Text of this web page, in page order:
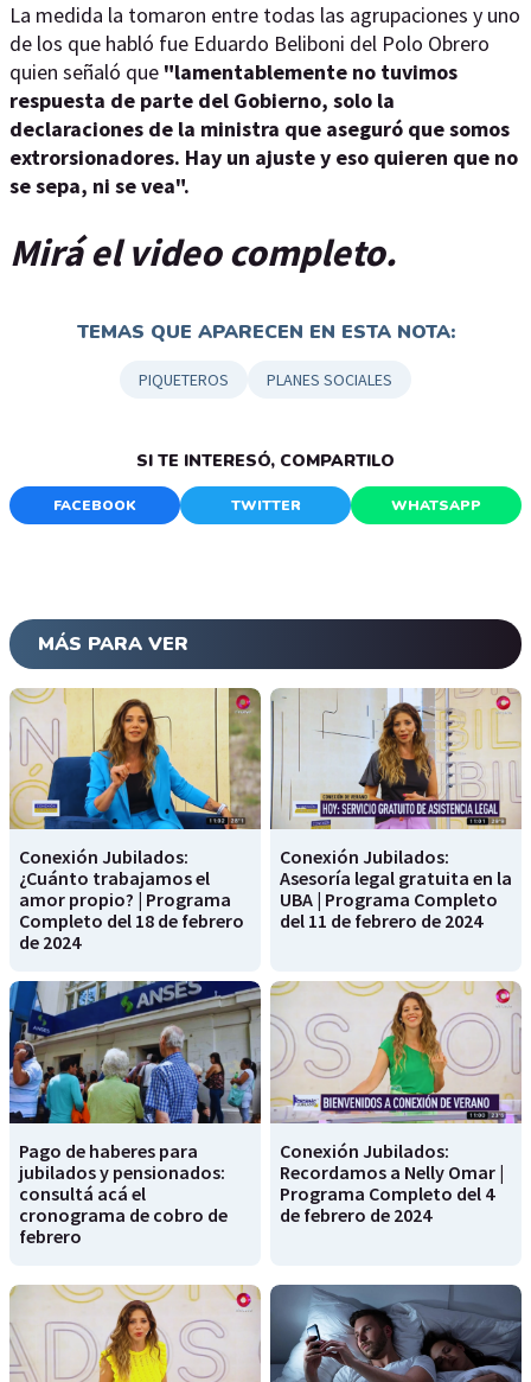
La medida la tomaron entre todas las agrupaciones y uno
de los que habló fue Eduardo Beliboni del Polo Obrero
quien señaló que "lamentablemente no tuvimos
respuesta de parte del Gobierno, solo la
declaraciones de la ministra que aseguró que somos
extrorsionadores. Hay un ajuste y eso quieren que no
se sepa, ni se vea".
Mirá el video completo.
TEMAS QUE APARECEN EN ESTA NOTA:
PIQUETEROS PLANES SOCIALES
SI TE INTERESÓ, COMPARTILO
FACEBOOK TWITTER WHATSAPP
MÁS PARA VER
Conexión Jubilados:
¿Cuánto trabajamos el
amor propio? | Programa
Completo del 18 de febrero
de 2024
Conexión Jubilados:
Asesoría legal gratuita en la
UBA | Programa Completo
del 11 de febrero de 2024
Pago de haberes para
jubilados y pensionados:
consultá acá el
cronograma de cobro de
febrero
Conexión Jubilados:
Recordamos a Nelly Omar |
Programa Completo del 4
de febrero de 2024